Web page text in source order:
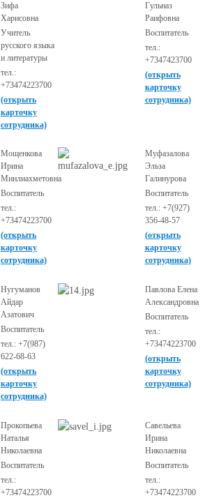
Зифа
Харисовна
Учитель
русского языка
и литературы
тел.:
+73474223700
(открыть
карточку
сотрудника)
Гульназ
Раифовна
Воспитатель
тел.:
+7347423700
(открыть
карточку
сотрудника)
Мощенкова
Ирина
Минлиахметовна
Воспитатель
тел.:
+73474223700
(открыть
карточку
сотрудника)
Муфазалова
Эльза
Галинурова
Воспитатель
тел.: +7(927)
356-48-57
(открыть
карточку
сотрудника)
Нугуманов
Айдар
Азатович
Воспитатель
тел.: +7(987)
622-68-63
(открыть
карточку
сотрудника)
Павлова Елена
Александровна
Воспитатель
тел.:
+73474223700
(открыть
карточку
сотрудника)
Прокопьева
Наталья
Николаевна
Воспитатель
тел.:
+73474223700
Савельева
Ирина
Николаевна
Воспитатель
тел.:
+73474223700